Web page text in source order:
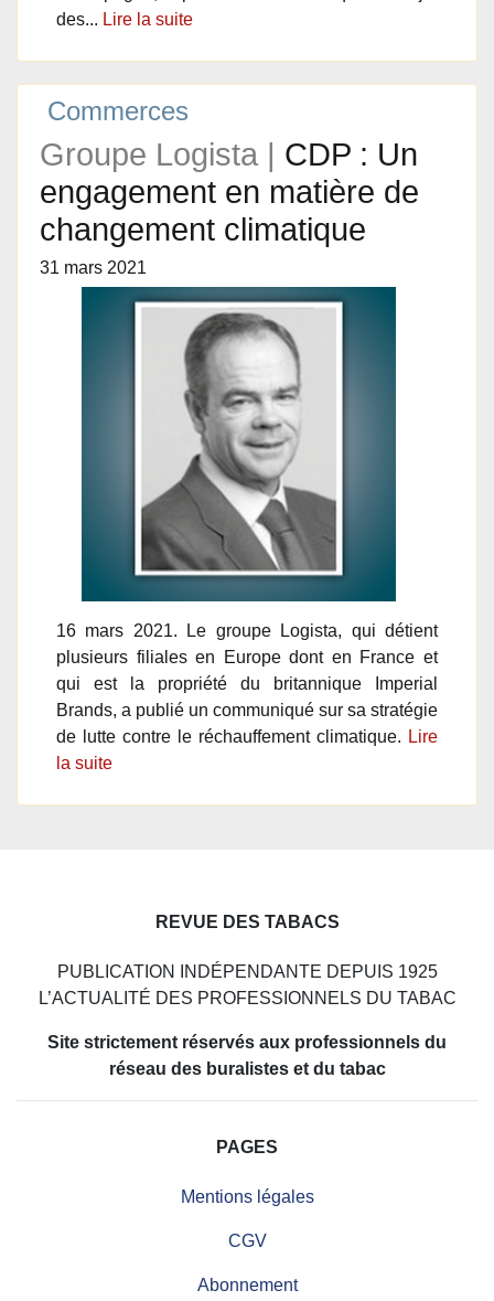
des... Lire la suite
Commerces
Groupe Logista | CDP : Un
engagement en matière de
changement climatique
31 mars 2021
16 mars 2021. Le groupe Logista, qui détient
plusieurs filiales en Europe dont en France et
qui est la propriété du britannique Imperial
Brands, a publié un communiqué sur sa stratégie
de lutte contre le réchauffement climatique. Lire
la suite
REVUE DES TABACS
PUBLICATION INDÉPENDANTE DEPUIS 1925
L’ACTUALITÉ DES PROFESSIONNELS DU TABAC
Site strictement réservés aux professionnels du
réseau des buralistes et du tabac
PAGES
Mentions légales
CGV
Abonnement